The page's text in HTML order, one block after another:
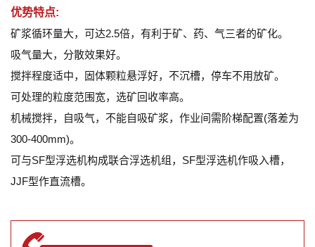
优势特点:
矿浆循环量大，可达2.5倍，有利于矿、药、气三者的矿化。
吸气量大，分散效果好。
搅拌程度适中，固体颗粒悬浮好，不沉槽，停车不用放矿。
可处理的粒度范围宽，选矿回收率高。
机械搅拌，自吸气，不能自吸矿浆，作业间需阶梯配置(落差为
300-400mm)。
可与SF型浮选机构成联合浮选机组，SF型浮选机作吸入槽，
JJF型作直流槽。